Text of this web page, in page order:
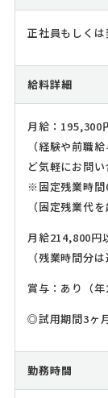
正社員もしく
給料詳細
月給：195,300
（経験や前職
ど気軽にお問い
※固定残業時間
（固定残業代
月給214,800円
（残業時間分は
賞与：あり（年
◎試用期間3ヶ
勤務時間